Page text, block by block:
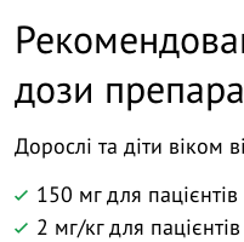
дози
Дорослі та діти віком
150 мг для
2 мг/кг для